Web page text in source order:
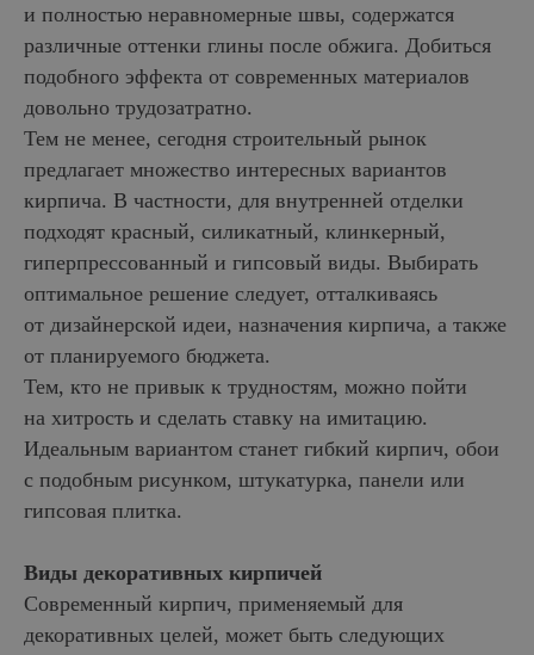
и полностью неравномерные швы, содержатся
различные оттенки глины после обжига. Добиться
подобного эффекта от современных материалов
довольно трудозатратно.
Тем не менее, сегодня строительный рынок
предлагает множество интересных вариантов
кирпича. В частности, для внутренней отделки
подходят красный, силикатный, клинкерный,
гиперпрессованный и гипсовый виды. Выбирать
оптимальное решение следует, отталкиваясь
от дизайнерской идеи, назначения кирпича, а также
от планируемого бюджета.
Тем, кто не привык к трудностям, можно пойти
на хитрость и сделать ставку на имитацию.
Идеальным вариантом станет гибкий кирпич, обои
с подобным рисунком, штукатурка, панели или
гипсовая плитка.
Виды декоративных кирпичей
Современный кирпич, применяемый для
декоративных целей, может быть следующих